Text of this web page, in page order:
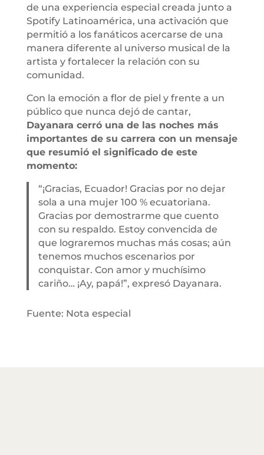
de una experiencia especial creada junto a
Spotify Latinoamérica, una activación que
permitió a los fanáticos acercarse de una
manera diferente al universo musical de la
artista y fortalecer la relación con su
comunidad.
Con la emoción a flor de piel y frente a un
público que nunca dejó de cantar,
Dayanara cerró una de las noches más
importantes de su carrera con un mensaje
que resumió el significado de este
momento:
“¡Gracias, Ecuador! Gracias por no dejar
sola a una mujer 100 % ecuatoriana.
Gracias por demostrarme que cuento
con su respaldo. Estoy convencida de
que lograremos muchas más cosas; aún
tenemos muchos escenarios por
conquistar. Con amor y muchísimo
cariño… ¡Ay, papá!”, expresó Dayanara.
Fuente: Nota especial